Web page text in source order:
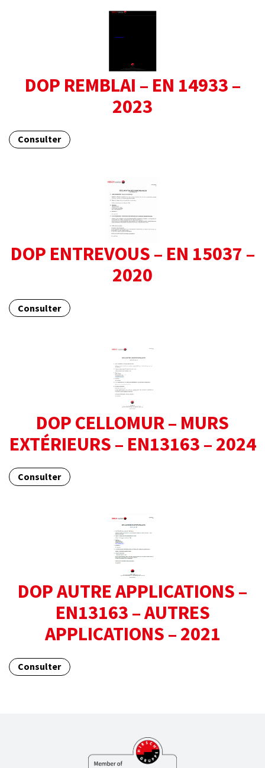
DOP REMBLAI – EN 14933 –
2023
Consulter
DOP ENTREVOUS – EN 15037 –
2020
Consulter
DOP CELLOMUR – MURS
EXTÉRIEURS – EN13163 – 2024
Consulter
DOP AUTRE APPLICATIONS –
EN13163 – AUTRES
APPLICATIONS – 2021
Consulter